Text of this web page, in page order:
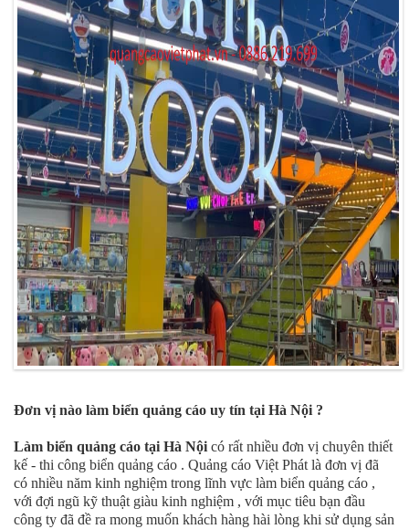
Đơn vị nào làm biển quảng cáo uy tín tại Hà Nội ?
Làm biển quảng cáo tại Hà Nội có rất nhiều đơn vị chuyên thiết
kế - thi công biển quảng cáo . Quảng cáo Việt Phát là đơn vị đã
có nhiều năm kinh nghiệm trong lĩnh vực làm biển quảng cáo ,
với đợi ngũ kỹ thuật giàu kinh nghiệm , với mục tiêu bạn đầu
công ty đã đề ra mong muốn khách hàng hài lòng khi sử dụng sản